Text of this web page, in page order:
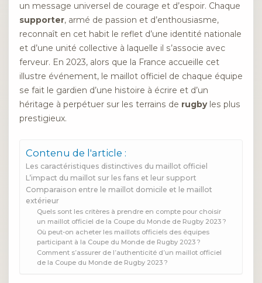
un message universel de courage et d’espoir. Chaque
supporter, armé de passion et d’enthousiasme,
reconnaît en cet habit le reflet d’une identité nationale
et d’une unité collective à laquelle il s’associe avec
ferveur. En 2023, alors que la France accueille cet
illustre événement, le maillot officiel de chaque équipe
se fait le gardien d’une histoire à écrire et d’un
héritage à perpétuer sur les terrains de rugbyles plus
prestigieux.
Contenu de l'article :
Les caractéristiques distinctives du maillot officiel
L’impact du maillot sur les fans et leur support
Comparaison entre le maillot domicile et le maillot
extérieur
Quels sont les critères à prendre en compte pour choisir
un maillot officiel de la Coupe du Monde de Rugby 2023 ?
Où peut-on acheter les maillots officiels des équipes
participant à la Coupe du Monde de Rugby 2023 ?
Comment s’assurer de l’authenticité d’un maillot officiel
de la Coupe du Monde de Rugby 2023 ?